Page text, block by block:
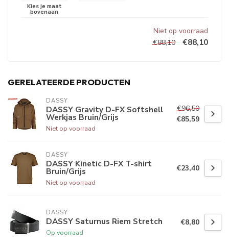
Niet op voorraad
€88,10
€88,10
GERELATEERDE PRODUCTEN
DASSY
DASSY Gravity D-FX Softshell
Werkjas Bruin/Grijs
Niet op voorraad
€96,50
€85,59
DASSY
DASSY Kinetic D-FX T-shirt
Bruin/Grijs
Niet op voorraad
€23,40
DASSY
DASSY Saturnus Riem Stretch
Op voorraad
€8,80